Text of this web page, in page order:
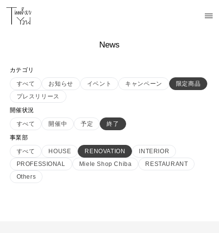
News
カテゴリ
すべて
お知らせ イベント キャンペーン
限定商品
プレスリリース
開催状況
すべて
開催中 予定
終了
事業部
すべて
HOUSE RENOVATION
INTERIOR
PROFESSIONAL
Miele Shop Chiba
RESTAURANT
Others